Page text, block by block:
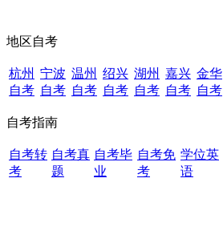
地区自考
杭州
自考
宁波
自考
温州
自考
绍兴
自考
湖州
自考
嘉兴
自考
金华
自考
自考指南
自考转
考
自考真
题
自考毕
业
自考免
考
学位英
语